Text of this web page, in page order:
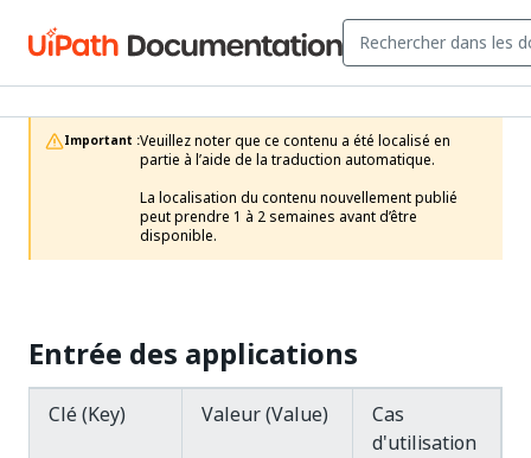
Important :Veuillez noter que ce contenu a été localisé en
partie à l’aide de la traduction automatique.
La localisation du contenu nouvellement publié
peut prendre 1 à 2 semaines avant d’être
disponible.
Entrée des applications
Clé (Key) Valeur (Value)
Cas
d'utilisation